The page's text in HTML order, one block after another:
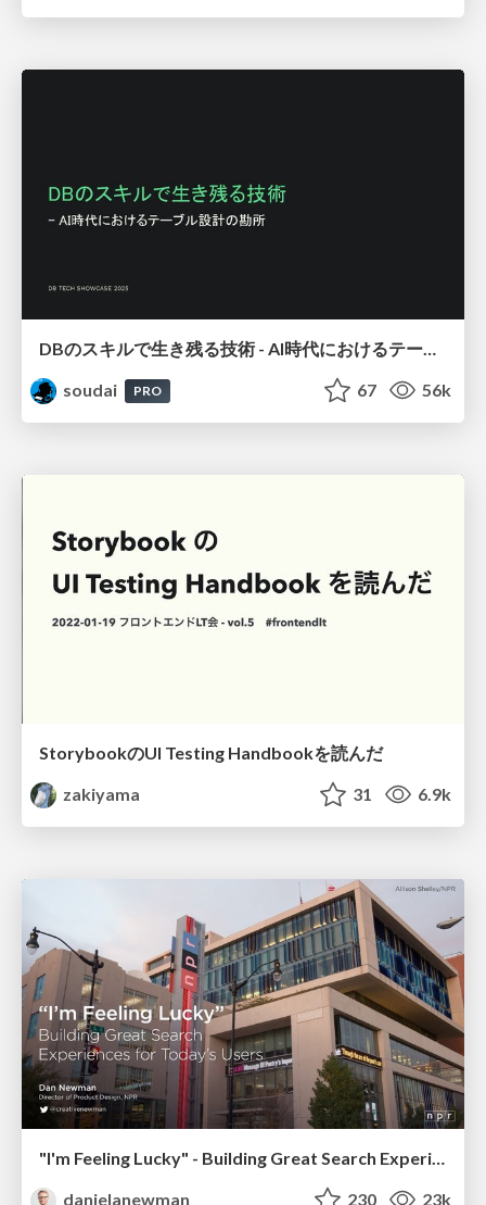
DBのスキルで生き残る技術 - AI時代におけるテーブル設計の勘所
soudai
PRO 67 56k
StorybookのUI Testing Handbookを読んだ
zakiyama
31 6.9k
danielanewman
230 23k